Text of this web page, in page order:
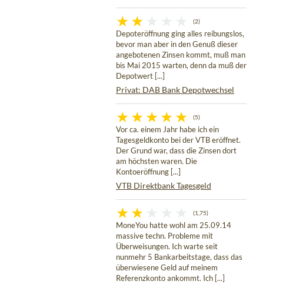
(2)
Depoteröffnung ging alles reibungslos,
bevor man aber in den Genuß dieser
angebotenen Zinsen kommt, muß man
bis Mai 2015 warten, denn da muß der
Depotwert [...]
Privat: DAB Bank Depotwechsel
(5)
Vor ca. einem Jahr habe ich ein
Tagesgeldkonto bei der VTB eröffnet.
Der Grund war, dass die Zinsen dort
am höchsten waren. Die
Kontoeröffnung [...]
VTB Direktbank Tagesgeld
(1,75)
MoneYou hatte wohl am 25.09.14
massive techn. Probleme mit
Überweisungen. Ich warte seit
nunmehr 5 Bankarbeitstage, dass das
überwiesene Geld auf meinem
Referenzkonto ankommt. Ich [...]